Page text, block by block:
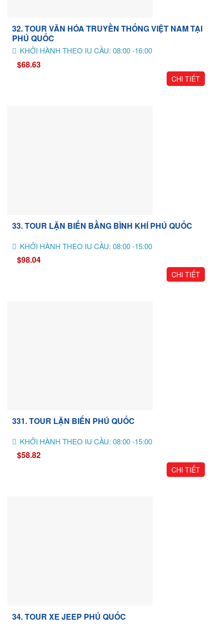
32. TOUR VĂN HÓA TRUYỀN THỐNG VIỆT NAM TẠI
PHÚ QUỐC
KHỞI HÀNH THEO IU CẦU: 08:00 -16:00
$68.63
CHI TIẾT
33. TOUR LẶN BIỂN BẰNG BÌNH KHÍ PHÚ QUỐC
KHỞI HÀNH THEO IU CẦU: 08:00 -15:00
$98.04
CHI TIẾT
331. TOUR LẶN BIỂN PHÚ QUỐC
KHỞI HÀNH THEO IU CẦU: 08:00 -15:00
$58.82
CHI TIẾT
34. TOUR XE JEEP PHÚ QUỐC